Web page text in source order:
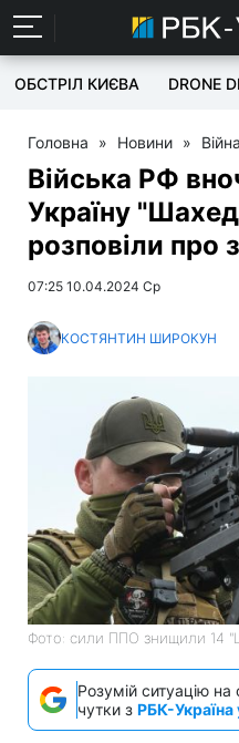
ОБСТРІЛ КИЄВА DRONE
Головна » Новини »
Війська РФ
Україну
розповіли про
07:25 10.04.2024 Ср
КОСТЯНТИН ШИРОКУН
Фото: сили ППО знищили 14
Розумій ситуацію
чутки з РБК-Україна